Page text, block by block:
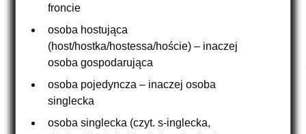
froncie
osoba hostująca
(host/hostka/hostessa/hoście) – inaczej
osoba gospodarująca
osoba pojedyncza – inaczej osoba
singlecka
osoba singlecka (czyt. s-inglecka,